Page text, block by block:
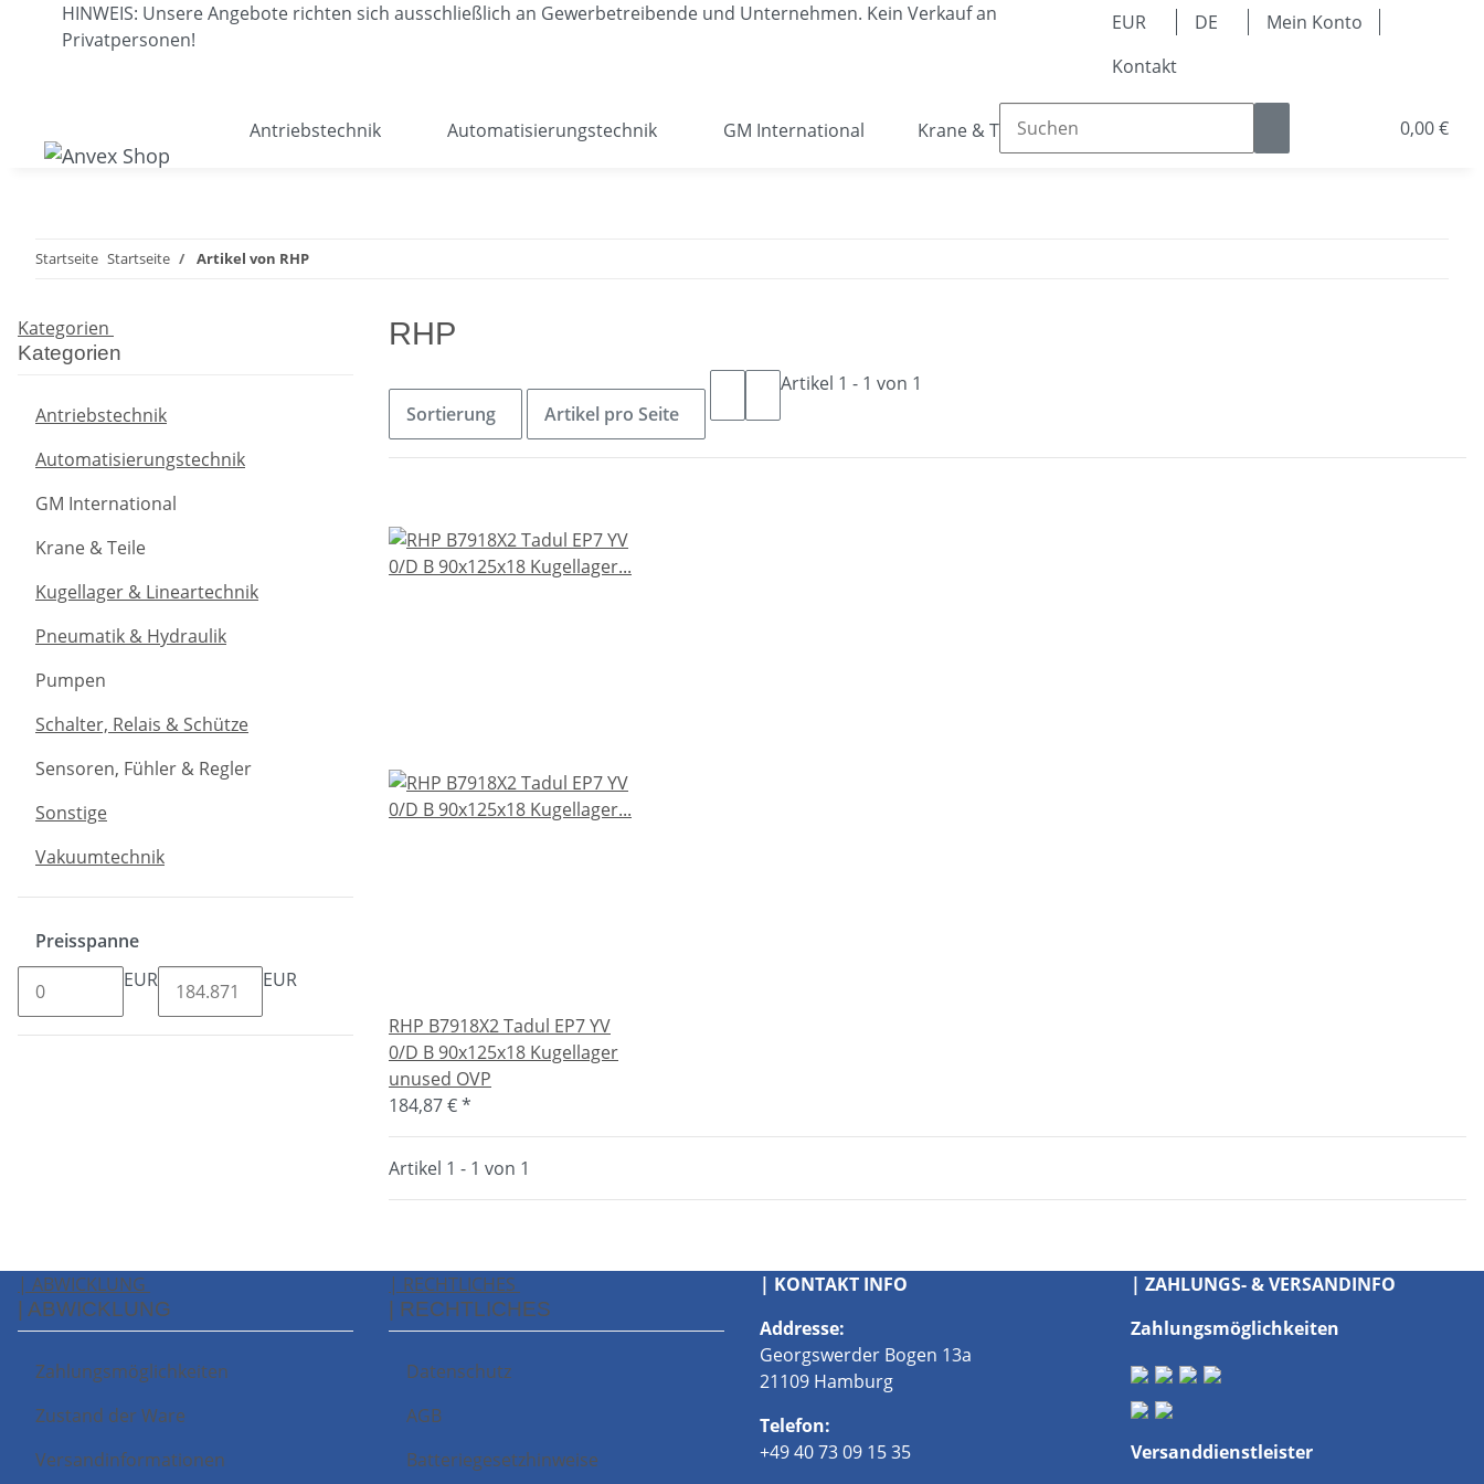
EUR DE
Mein Konto
Kontakt
HINWEIS: Unsere Angebote richten sich ausschließlich an Gewerbetreibende und Unternehmen. Kein Verkauf an
Privatpersonen!
0,00 €
Antriebstechnik Automatisierungstechnik GM International Krane & Teile Pneumatik
Startseite Startseite Artikel von RHP
RHP
Sortierung Artikel pro Seite
Artikel 1 - 1 von 1
RHP B7918X2 Tadul EP7 YV
0/D B 90x125x18 Kugellager
unused OVP
184,87 €*
Artikel 1 - 1 von 1
Kategorien
Kategorien
Antriebstechnik
Automatisierungstechnik
GM International
Krane & Teile
Kugellager & Lineartechnik
Pneumatik & Hydraulik
Pumpen
Schalter, Relais & Schütze
Sensoren, Fühler & Regler
Sonstige
Vakuumtechnik
Preisspanne
EUR
EUR
| ABWICKLUNG
| ABWICKLUNG
Zahlungsmöglichkeiten
Zustand der Ware
Versandinformationen
| RECHTLICHES
| RECHTLICHES
Datenschutz
AGB
Batteriegesetzhinweise
| KONTAKT INFO
Addresse:
Georgswerder Bogen 13a
21109 Hamburg
Telefon:
+49 40 73 09 15 35
| ZAHLUNGS- & VERSANDINFO
Zahlungsmöglichkeiten
Versanddienstleister